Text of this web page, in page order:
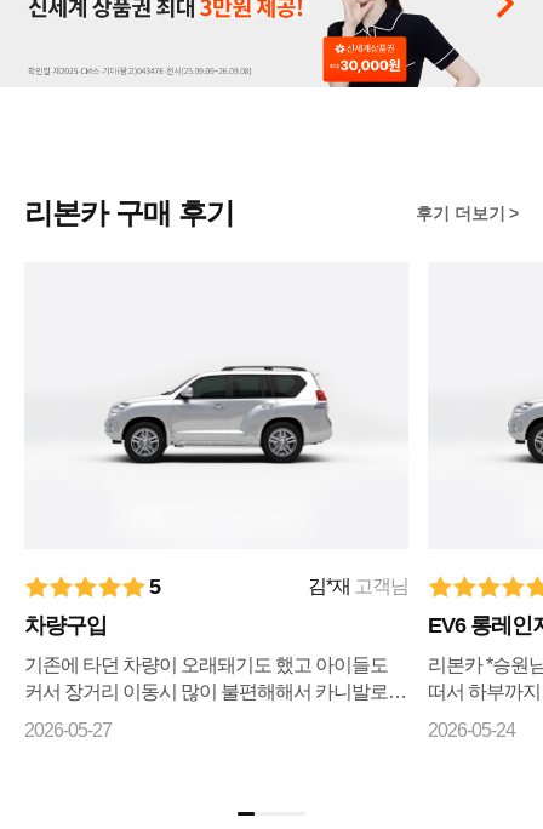
리본카 구매 후기 후기 더보기
5 김*재 고객님
차량구입
기존에 타던 차량이 오래돼기도 했고 아이들도
커서 장거리 이동시 많이 불편해해서 카니발로
바꾸자 마음먹고 ㅋㅇㅋ 나 ㅇㅋ 꾸준히 매물검
2026-05-27
EV6 롱레인
리본카 *승원
떠서 하부까
리상태까지
2026-05-24